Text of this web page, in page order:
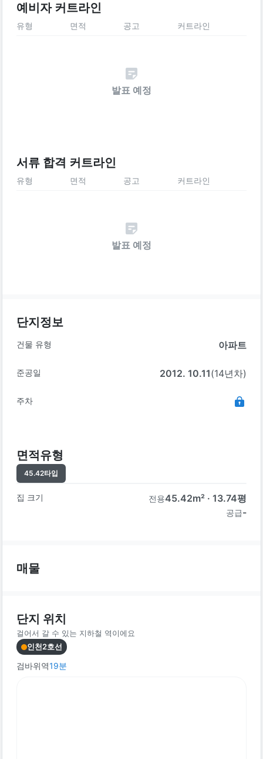
예비자 커트라인
유형 면적 공고 커트라인
발표 예정
서류 합격 커트라인
유형 면적 공고 커트라인
발표 예정
단지정보
건물 유형 아파트
준공일 2012. 10.11(14년차)
주차
면적유형
45.42타입
집 크기 전용45.42m² · 13.74평
공급-
매물
단지 위치
걸어서 갈 수 있는 지하철 역이에요
인천2호선
검바위역19분